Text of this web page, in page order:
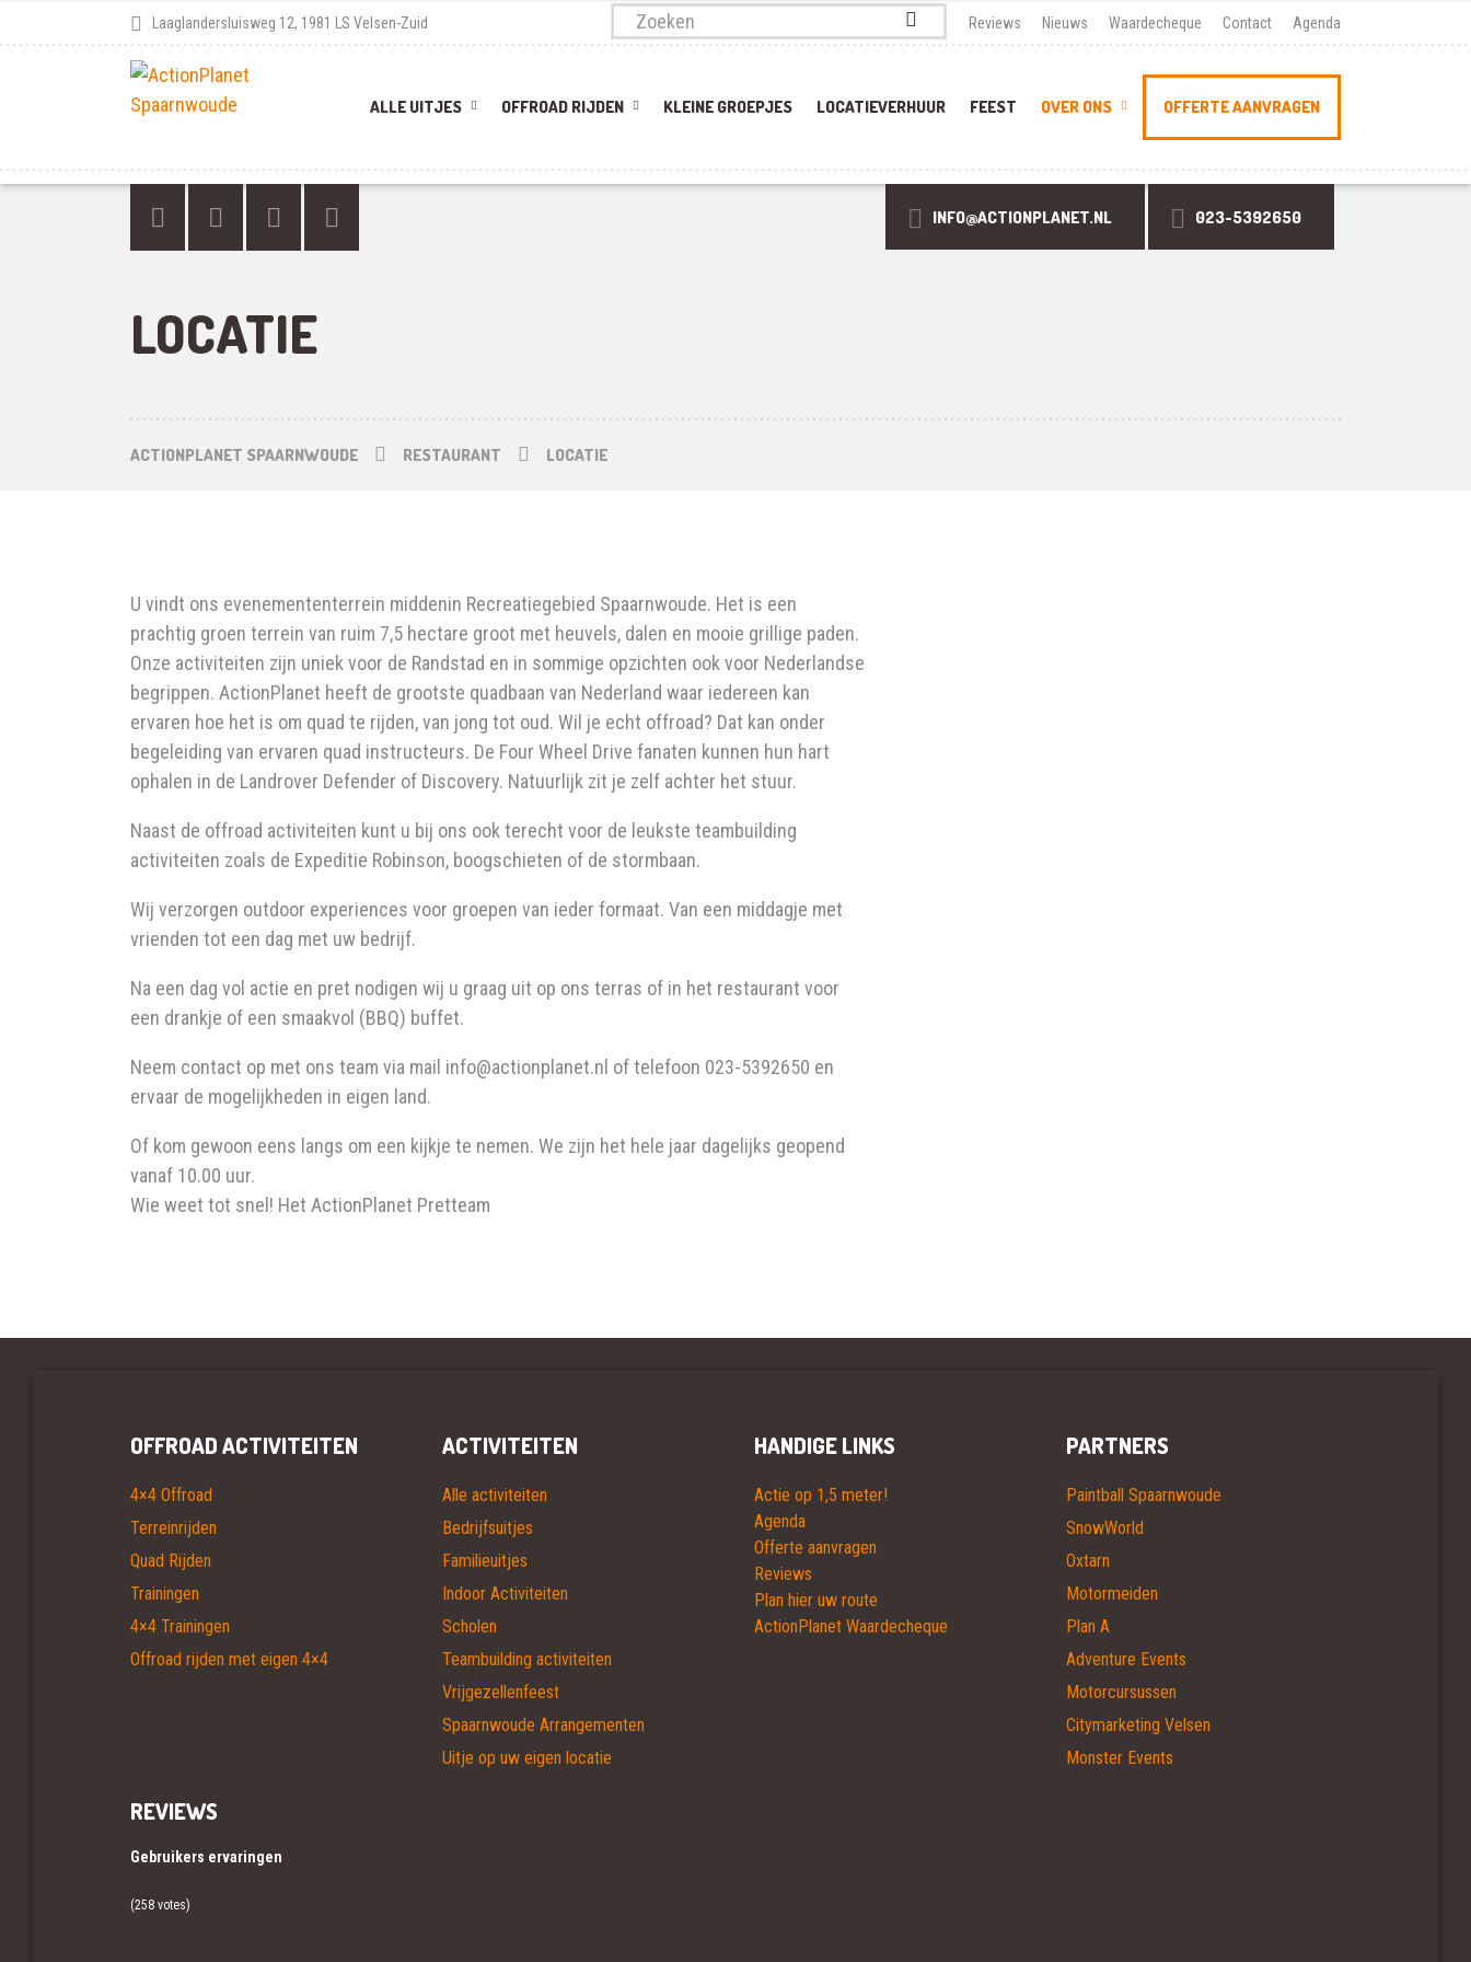
Laaglandersluisweg 12, 1981 LS Velsen-Zuid
naar:
Reviews Nieuws Waardecheque Contact Agenda
ALLE UITJES OFFROAD RIJDEN KLEINE GROEPJES LOCATIEVERHUUR FEEST OVER ONS OFFERTE AANVRAGEN
INFO@ACTIONPLANET.NL 023-5392650
LOCATIE
ACTIONPLANET SPAARNWOUDE RESTAURANT LOCATIE
U vindt ons evenemententerrein middenin Recreatiegebied Spaarnwoude. Het is een
prachtig groen terrein van ruim 7,5 hectare groot met heuvels, dalen en mooie grillige paden.
Onze activiteiten zijn uniek voor de Randstad en in sommige opzichten ook voor Nederlandse
begrippen. ActionPlanet heeft de grootste quadbaan van Nederland waar iedereen kan
ervaren hoe het is om quad te rijden, van jong tot oud. Wil je echt offroad? Dat kan onder
begeleiding van ervaren quad instructeurs. De Four Wheel Drive fanaten kunnen hun hart
ophalen in de Landrover Defender of Discovery. Natuurlijk zit je zelf achter het stuur.
Naast de offroad activiteiten kunt u bij ons ook terecht voor de leukste teambuilding
activiteiten zoals de Expeditie Robinson, boogschieten of de stormbaan.
Wij verzorgen outdoor experiences voor groepen van ieder formaat. Van een middagje met
vrienden tot een dag met uw bedrijf.
Na een dag vol actie en pret nodigen wij u graag uit op ons terras of in het restaurant voor
een drankje of een smaakvol (BBQ) buffet.
Neem contact op met ons team via mail info@actionplanet.nl of telefoon 023-5392650 en
ervaar de mogelijkheden in eigen land.
Of kom gewoon eens langs om een kijkje te nemen. We zijn het hele jaar dagelijks geopend
vanaf 10.00 uur.
Wie weet tot snel! Het ActionPlanet Pretteam
OFFROAD ACTIVITEITEN
4×4 Offroad
Terreinrijden
Quad Rijden
Trainingen
4×4 Trainingen
Offroad rijden met eigen 4×4
ACTIVITEITEN
Alle activiteiten
Bedrijfsuitjes
Familieuitjes
Indoor Activiteiten
Scholen
Teambuilding activiteiten
Vrijgezellenfeest
Spaarnwoude Arrangementen
Uitje op uw eigen locatie
HANDIGE LINKS
Actie op 1,5 meter!
Agenda
Offerte aanvragen
Reviews
Plan hier uw route
ActionPlanet Waardecheque
PARTNERS
Paintball Spaarnwoude
SnowWorld
Oxtarn
Motormeiden
Plan A
Adventure Events
Motorcursussen
Citymarketing Velsen
Monster Events
REVIEWS
Gebruikers ervaringen
(258 votes)